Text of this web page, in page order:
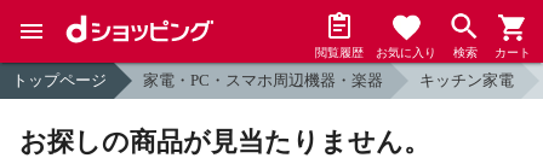
閲覧履歴 お気に入り 検索 カート
トップページ 家電・PC・スマホ周辺機器・楽器 キッチン家電
お探しの商品が見当たりません。